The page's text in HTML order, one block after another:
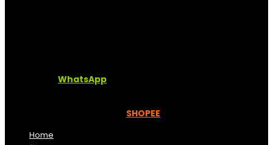
WhatsApp
SHOPEE
Home